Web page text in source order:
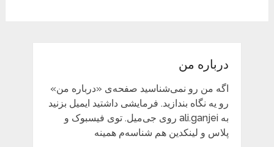
درباره من
اگه من رو نمی‌شناسید صفحه‌ی «درباره من»
رو یه نگاه بندازید. فرمایشی داشتید ایمیل بزنید
به ali.ganjei روی جی‌میل. توی فیسبوک و
پلاس و لینکدین هم شناسه‌م همینه